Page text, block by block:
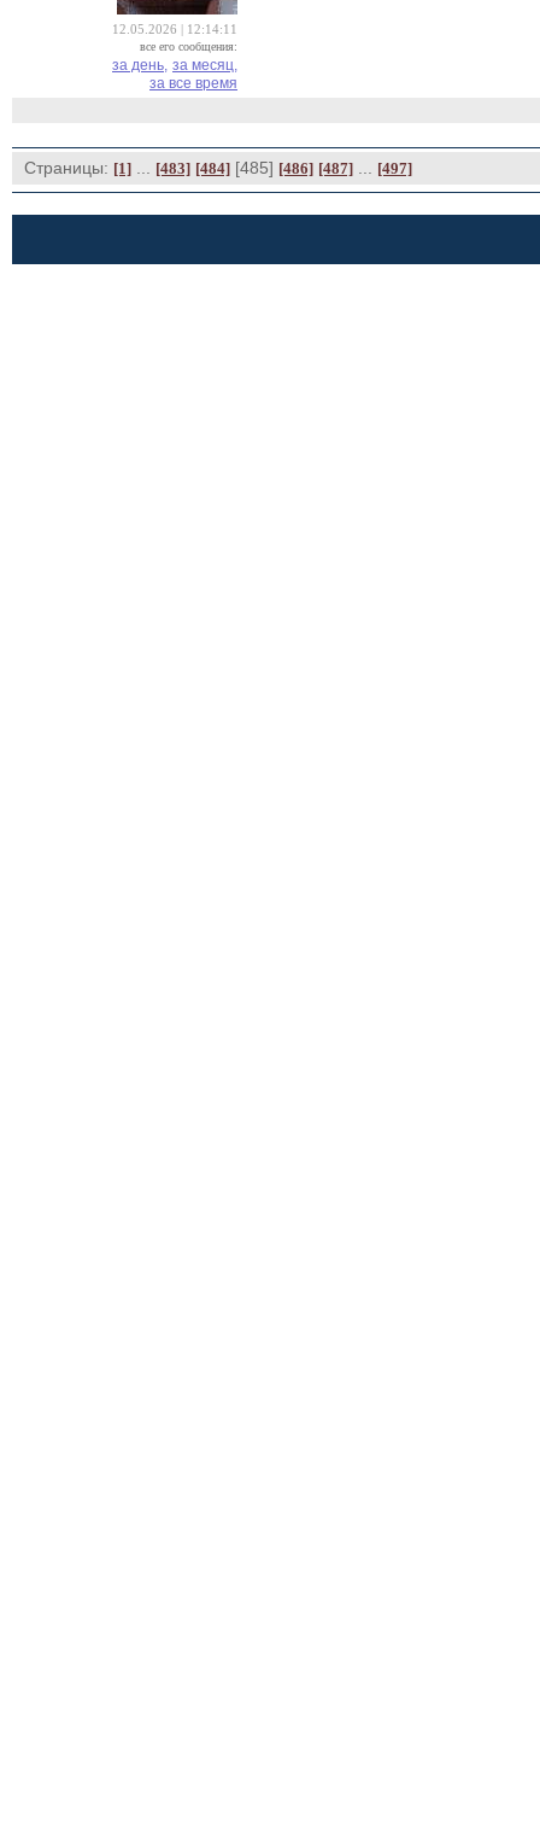
12.05.2026 | 12:14:11
все его сообщения:
за день, за месяц,
за все время
Страницы: [1] [483] [484] [485] [486] [487] [497]